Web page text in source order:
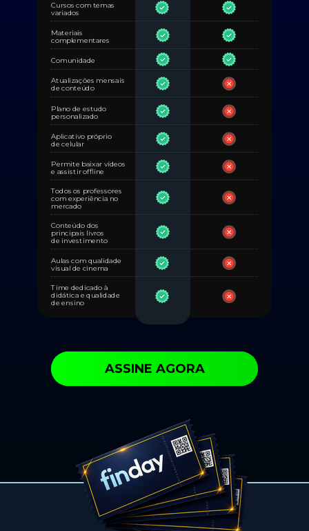
Cursos com temas
variados
Materiais
complementares
Comunidade
Atualizações mensais
de conteúdo
Plano de estudo
personalizado
Aplicativo próprio
de celular
Permite baixar vídeos
e assistir offline
Todos os professores
com experiência no
mercado
Conteúdo dos
principais livros
de investimento
Aulas com qualidade
visual de cinema
Time dedicado à
didática e qualidade
de ensino
ASSINE AGORA